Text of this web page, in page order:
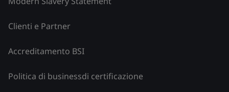
Clienti e Partner
Accreditamento BSI
Politica di businessdi certificazione